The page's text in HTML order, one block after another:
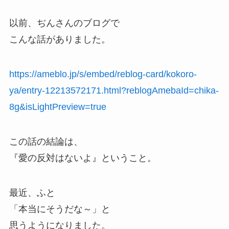
以前、ぢんさんのブログで
こんな話がありました。
https://ameblo.jp/s/embed/reblog-card/kokoro-
ya/entry-12213572171.html?reblogAmebaId=chika-
8g&isLightPreview=true
この話の結論は、
『愛の反対はないよ』ということ。
最近、ふと
「本当にそうだな～」と
思うようになりました。